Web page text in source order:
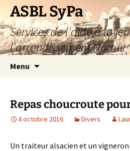
Aller
au
contenu
ASBL SyPa
Services de l'aide à la
l'arrondissement Namur
Menu
Repas choucroute
4 octobre 2016 Divers
Un traiteur alsacien et un